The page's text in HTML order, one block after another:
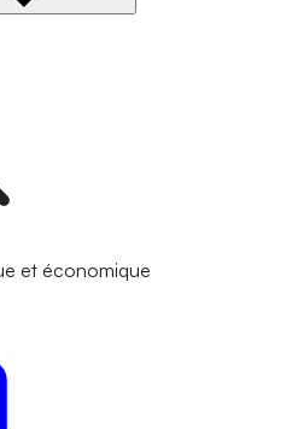
et économique